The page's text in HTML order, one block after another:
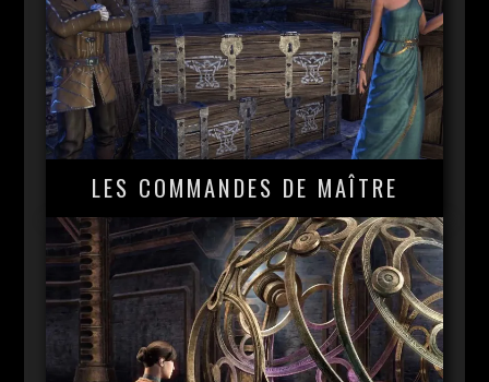
LES COMMANDES DE MAÎTRE